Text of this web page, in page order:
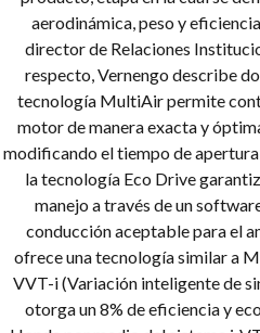
aerodinámica, peso y
director de Relaciones
respecto, Vernengo describe
tecnología MultiAir permite
motor de manera exacta y
modificando el tiempo de
la tecnología Eco Drive
manejo a través de un
conducción aceptable para el
ofrece una tecnología similar a
VVT-i (Variación inteligente de
otorga un 8% de eficiencia y